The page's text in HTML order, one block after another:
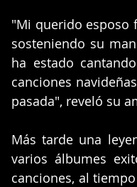
"Mi querido esposo
sosteniendo su
ha estado
canciones
pasada", reveló su
Más tarde una
varios álbumes
canciones, al